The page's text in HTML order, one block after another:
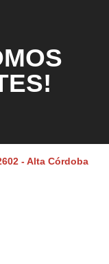
- Alta Córdoba